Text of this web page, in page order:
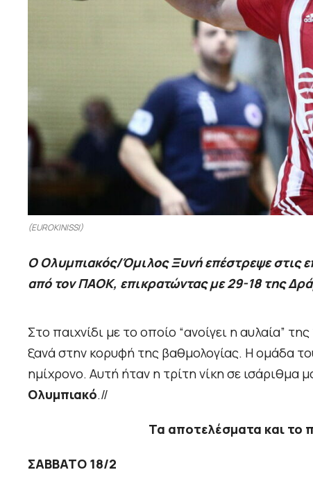
(EUROKINISSI)
Ο Ολυμπιακός/Όμιλος Ξυνή επέστρεψε στις
από τον ΠΑΟΚ, επικρατώντας με 29-18 της
Στο παιχνίδι με το οποίο “ανοίγει η αυλαία”
ξανά στην κορυφή της βαθμολογίας. Η ομάδα
ημίχρονο. Αυτή ήταν η τρίτη νίκη σε
Ολυμπιακό.//
Τα αποτελέσματα και το
ΣΑΒΒΑΤΟ 18/2